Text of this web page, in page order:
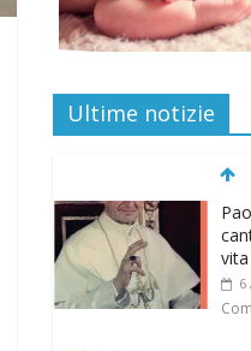
Ultime notizie
vita
6